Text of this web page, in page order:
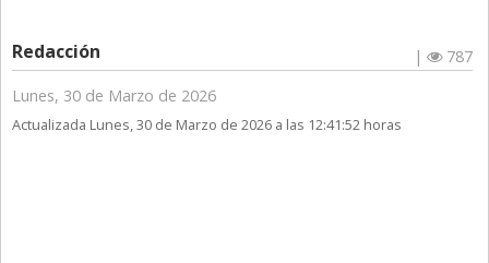
Redacción |
787
Lunes, 30 de Marzo de 2026
Actualizada Lunes, 30 de Marzo de 2026 a las 12:41:52 horas